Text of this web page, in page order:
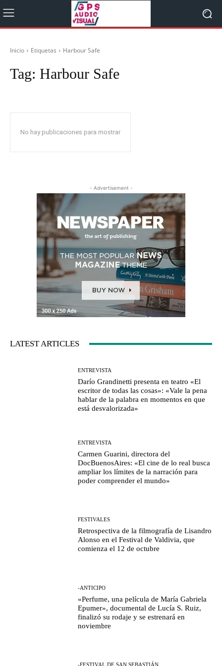
Inicio Etiquetas Harbour Safe
Tag: Harbour Safe
No hay publicaciones para mostrar
- Advertisement -
LATEST ARTICLES
ENTREVISTA
Darío Grandinetti presenta en teatro «El
escritor de todas las cosas»: «Vale la pena
hablar de la palabra en momentos en que
está desvalorizada»
ENTREVISTA
Carmen Guarini, directora del
DocBuenosAires: «El cine de lo real busca
ampliar los límites de la narración para
poder comprender el mundo»
FESTIVALES
Retrospectiva de la filmografía de Lisandro
Alonso en el Festival de Valdivia, que
comienza el 12 de octubre
-ANTICIPO
«Perfume, una película de María Gabriela
Epumer», documental de Lucía S. Ruiz,
finalizó su rodaje y se estrenará en
noviembre
-FESTIVAL DE SAN SEBASTIÁN